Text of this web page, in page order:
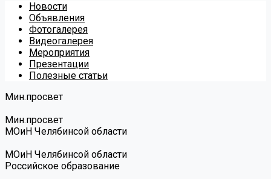
Новости
Объявления
Фотогалерея
Видеогалерея
Мероприятия
Презентации
Полезные статьи
Мин.просвет
Мин.просвет
МОиН Челябинсой области
МОиН Челябинсой области
Российское образование